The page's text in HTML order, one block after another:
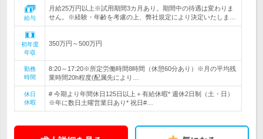
給与
月給25万円以上※試用期間3カ月あり。期間中の待遇は変わりま
せん。※経験・年齢を考慮の上、弊社規定により決定いたしま…
初年度
年収
350万円～500万円
勤務
時間
8:20～17:20※所定労働時間8時間（休憩60分あり）※月の平均残
業時間20h程度(配属先により…
休日
休暇
# 今期より年間休日125日以上＋有給休暇* 週休2日制（土・日）
※年に数日土曜営業日あり* 祝日#…